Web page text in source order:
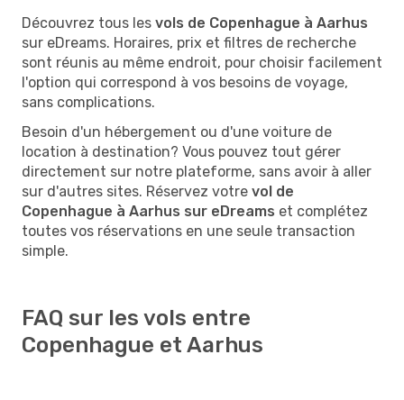
Découvrez tous les vols de Copenhague à Aarhus
sur eDreams. Horaires, prix et filtres de recherche
sont réunis au même endroit, pour choisir facilement
l'option qui correspond à vos besoins de voyage,
sans complications.
Besoin d'un hébergement ou d'une voiture de
location à destination? Vous pouvez tout gérer
directement sur notre plateforme, sans avoir à aller
sur d'autres sites. Réservez votre vol de
Copenhague à Aarhus sur eDreams et complétez
toutes vos réservations en une seule transaction
simple.
FAQ sur les vols entre
Copenhague et Aarhus